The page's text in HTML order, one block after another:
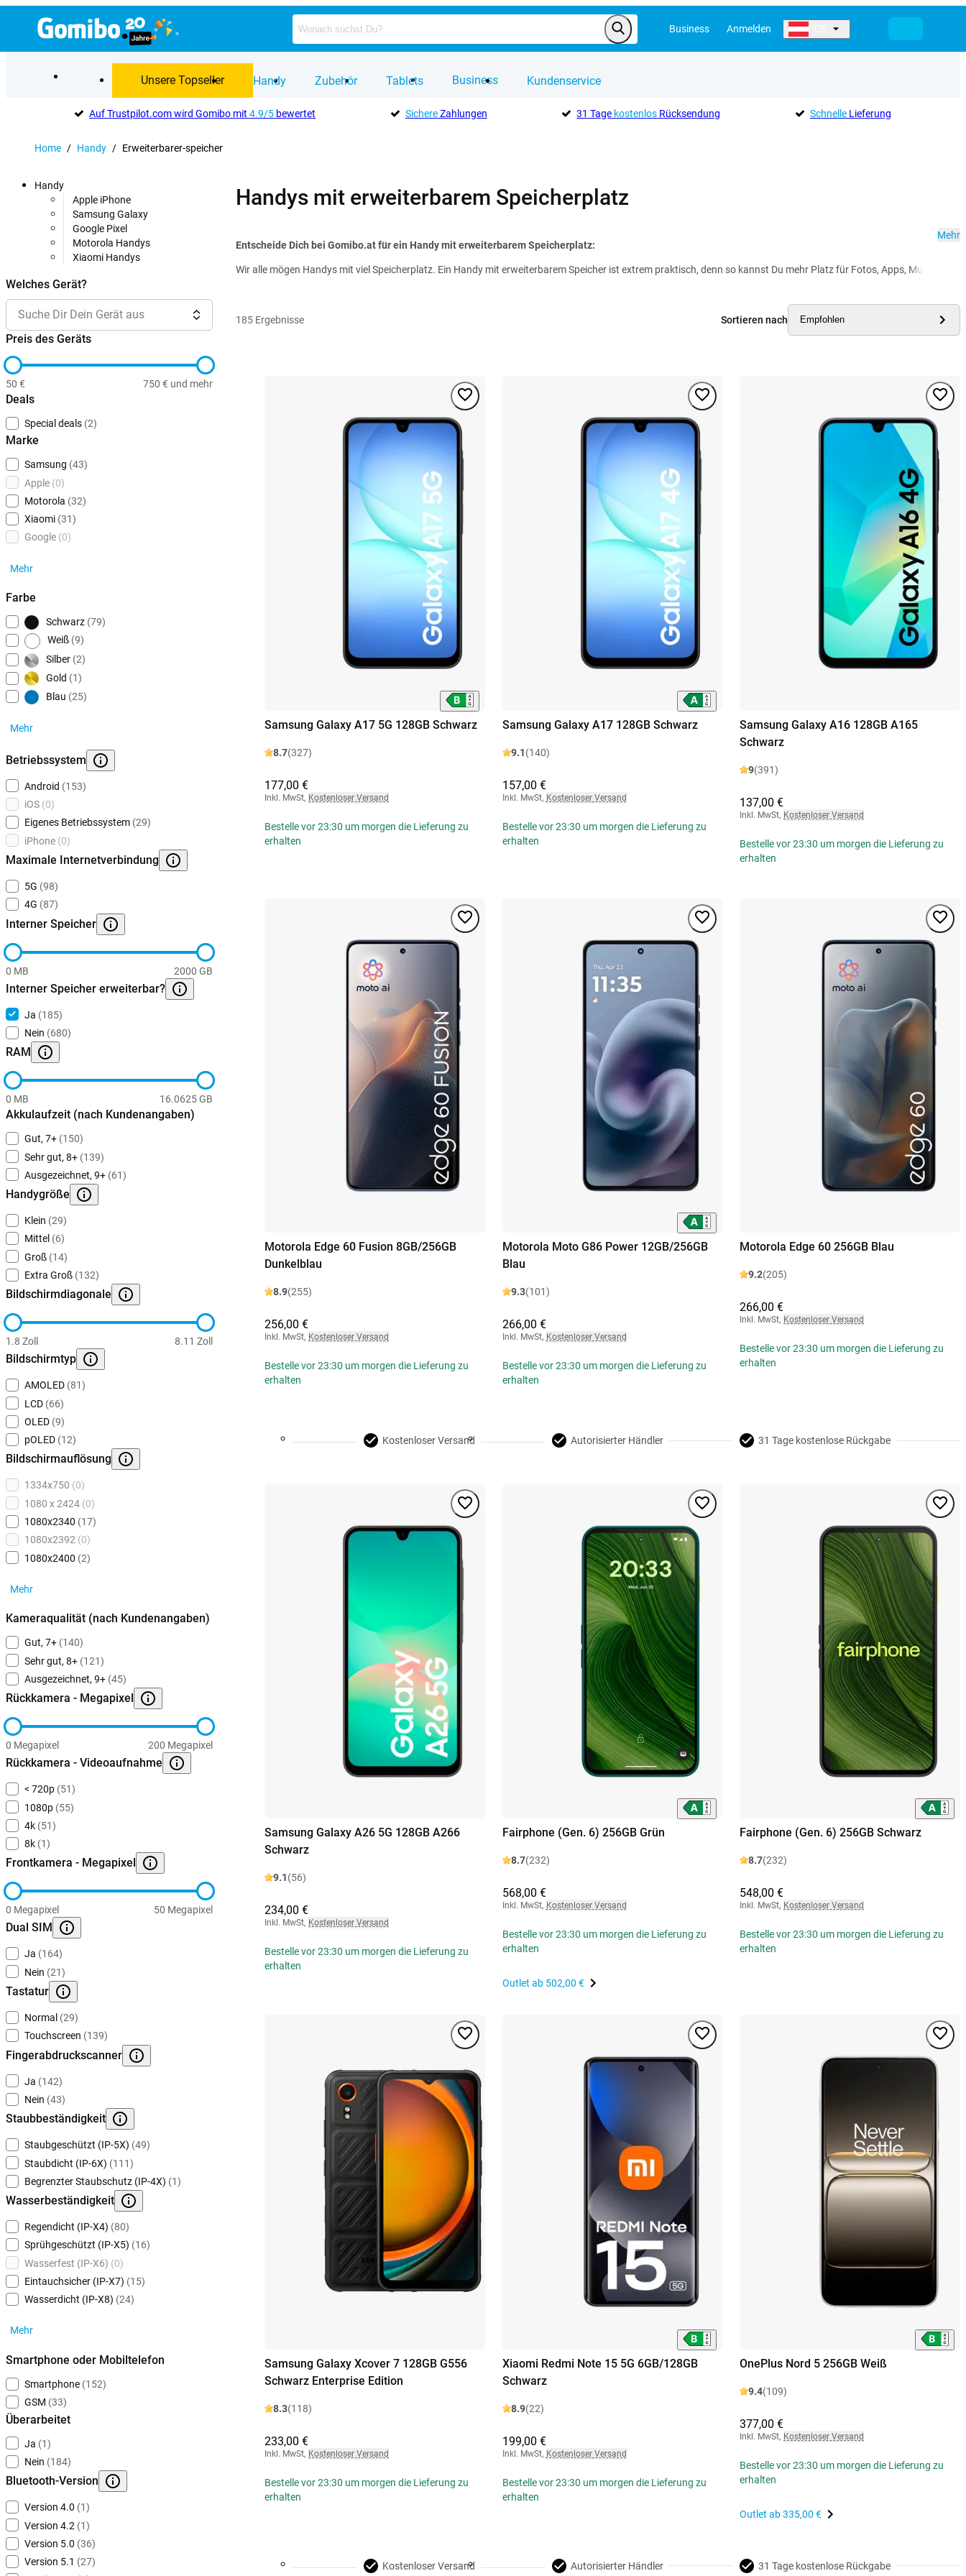
Business Anmelden
Unsere Topseller Handy Zubehör Tablets Business Kundenservice
Auf Trustpilot.com wird Gomibo mit4.9/5 bewertet SichereZahlungen 31 Tage kostenlos Rücksendung SchnelleLieferung
Home / Handy / Erweiterbarer-speicher
Handy
Apple iPhone
Samsung Galaxy
Google Pixel
Motorola Handys
Xiaomi Handys
Welches Gerät?
Suche Dir Dein Gerät aus
Preis des Geräts
50 € 750 € und mehr
Deals
Special deals (2)
Marke
Samsung (43)
Apple (0)
Motorola (32)
Xiaomi (31)
Google (0)
Mehr
Farbe
Schwarz (79)
Weiß (9)
Silber (2)
Gold (1)
Blau (25)
Mehr
Betriebssystem
Android (153)
iOS (0)
Eigenes Betriebssystem (29)
iPhone (0)
Maximale Internetverbindung
5G (98)
4G (87)
Interner Speicher
0 MB 2000 GB
Interner Speicher erweiterbar?
Ja (185)
Nein (680)
RAM
0 MB 16.0625 GB
Akkulaufzeit (nach Kundenangaben)
Gut, 7+ (150)
Sehr gut, 8+ (139)
Ausgezeichnet, 9+ (61)
Handygröße
Klein (29)
Mittel (6)
Groß (14)
Extra Groß (132)
Bildschirmdiagonale
1.8 Zoll 8.11 Zoll
Bildschirmtyp
AMOLED (81)
LCD (66)
OLED (9)
pOLED (12)
Bildschirmauflösung
1334x750 (0)
1080 x 2424 (0)
1080x2340 (17)
1080x2392 (0)
1080x2400 (2)
Mehr
Kameraqualität (nach Kundenangaben)
Gut, 7+ (140)
Sehr gut, 8+ (121)
Ausgezeichnet, 9+ (45)
Rückkamera - Megapixel
0 Megapixel 200 Megapixel
Rückkamera - Videoaufnahme
< 720p (51)
1080p (55)
4k (51)
8k (1)
Frontkamera - Megapixel
0 Megapixel 50 Megapixel
Dual SIM
Ja (164)
Nein (21)
Tastatur
Normal (29)
Touchscreen (139)
Fingerabdruckscanner
Ja (142)
Nein (43)
Staubbeständigkeit
Staubgeschützt (IP-5X) (49)
Staubdicht (IP-6X) (111)
Begrenzter Staubschutz (IP-4X) (1)
Wasserbeständigkeit
Regendicht (IP-X4) (80)
Sprühgeschützt (IP-X5) (16)
Wasserfest (IP-X6) (0)
Eintauchsicher (IP-X7) (15)
Wasserdicht (IP-X8) (24)
Mehr
Smartphone oder Mobiltelefon
Smartphone (152)
GSM (33)
Überarbeitet
Ja (1)
Nein (184)
Bluetooth-Version
Version 4.0 (1)
Version 4.2 (1)
Version 5.0 (36)
Version 5.1 (27)
Handys mit erweiterbarem Speicherplatz
Entscheide Dich bei Gomibo.at für ein Handy mit erweiterbarem Speicherplatz:
Wir alle mögen Handys mit viel Speicherplatz. Ein Handy mit erweiterbarem Speicher ist extrem praktisch, denn so kannst Du mehr Platz für Fotos, Apps, Musik
Mehr
185 Ergebnisse Sortieren nach Empfohlen
Samsung Galaxy A17 5G 128GB Schwarz
8.7(327)
177,00 €
Inkl. MwSt, Kostenloser Versand
Bestelle vor 23:30 um morgen die Lieferung zu
erhalten
Samsung Galaxy A17 128GB Schwarz
9.1(140)
157,00 €
Inkl. MwSt, Kostenloser Versand
Bestelle vor 23:30 um morgen die Lieferung zu
erhalten
Samsung Galaxy A16 128GB A165
Schwarz
9(391)
137,00 €
Inkl. MwSt, Kostenloser Versand
Bestelle vor 23:30 um morgen die Lieferung zu
erhalten
Motorola Edge 60 Fusion 8GB/256GB
Dunkelblau
8.9(255)
256,00 €
Inkl. MwSt, Kostenloser Versand
Bestelle vor 23:30 um morgen die Lieferung zu
erhalten
Motorola Moto G86 Power 12GB/256GB
Blau
9.3(101)
266,00 €
Inkl. MwSt, Kostenloser Versand
Bestelle vor 23:30 um morgen die Lieferung zu
erhalten
Motorola Edge 60 256GB Blau
9.2(205)
266,00 €
Inkl. MwSt, Kostenloser Versand
Bestelle vor 23:30 um morgen die Lieferung zu
erhalten
Kostenloser Versand Autorisierter Händler 31 Tage kostenlose Rückgabe
Samsung Galaxy A26 5G 128GB A266
Schwarz
9.1(56)
234,00 €
Inkl. MwSt, Kostenloser Versand
Bestelle vor 23:30 um morgen die Lieferung zu
erhalten
Fairphone (Gen. 6) 256GB Grün
8.7(232)
568,00 €
Inkl. MwSt, Kostenloser Versand
Bestelle vor 23:30 um morgen die Lieferung zu
erhalten
Outlet ab 502,00 €
Fairphone (Gen. 6) 256GB Schwarz
8.7(232)
548,00 €
Inkl. MwSt, Kostenloser Versand
Bestelle vor 23:30 um morgen die Lieferung zu
erhalten
Samsung Galaxy Xcover 7 128GB G556
Schwarz Enterprise Edition
8.3(118)
233,00 €
Inkl. MwSt, Kostenloser Versand
Bestelle vor 23:30 um morgen die Lieferung zu
erhalten
Xiaomi Redmi Note 15 5G 6GB/128GB
Schwarz
8.9(22)
199,00 €
Inkl. MwSt, Kostenloser Versand
Bestelle vor 23:30 um morgen die Lieferung zu
erhalten
OnePlus Nord 5 256GB Weiß
9.4(109)
377,00 €
Inkl. MwSt, Kostenloser Versand
Bestelle vor 23:30 um morgen die Lieferung zu
erhalten
Outlet ab335,00 €
Kostenloser Versand Autorisierter Händler 31 Tage kostenlose Rückgabe